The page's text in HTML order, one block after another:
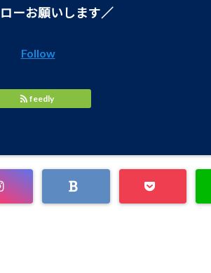
ーお願いします／
Follow
feedly